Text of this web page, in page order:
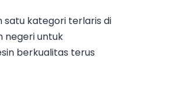
satu kategori terlaris di
negeri untuk
berkualitas terus